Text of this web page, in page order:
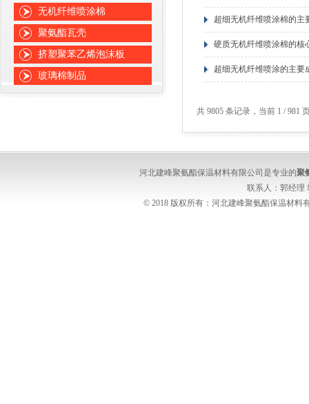
无机纤维喷涂棉
聚氨酯瓦壳
挤塑聚苯乙烯泡沫板
玻璃棉制品
超细无机纤维喷涂棉的主
硬质无机纤维喷涂棉的核
超细无机纤维喷涂的主要
共 9805 条记录，当前 1 /
河北建峰聚氨酯保温材料有限公司是专业的聚
联系人：郭经理
© 2018 版权所有：河北建峰聚氨酯保温材